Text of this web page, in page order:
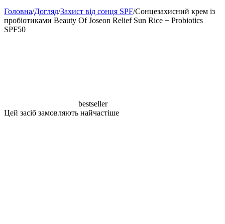
Головна/Догляд/Захист від сонця SPF/Сонцезахисний крем із
пробіотиками Beauty Of Joseon Relief Sun Rice + Probiotics
SPF50
bestseller
Цей засіб замовляють найчастіше